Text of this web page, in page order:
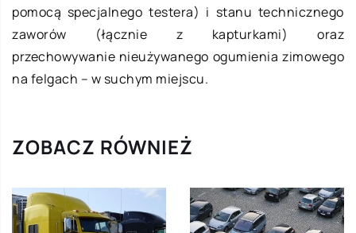
pomocą specjalnego testera) i stanu technicznego
zaworów (łącznie z kapturkami) oraz
przechowywanie nieużywanego ogumienia zimowego
na felgach – w suchym miejscu.
ZOBACZ RÓWNIEŻ